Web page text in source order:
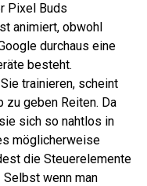
Pixel Buds
animiert, obwohl
durchaus eine
besteht.
trainieren, scheint
zu geben Reiten. Da
sich so nahtlos in
möglicherweise
die Steuerelemente
wenn man